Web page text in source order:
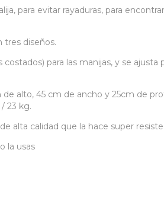
para evitar rayaduras, para
tres diseños.
para las manijas, y se
alto, 45 cm de ancho y 25cm de
23 kg.
alta calidad que la hace super
la usas